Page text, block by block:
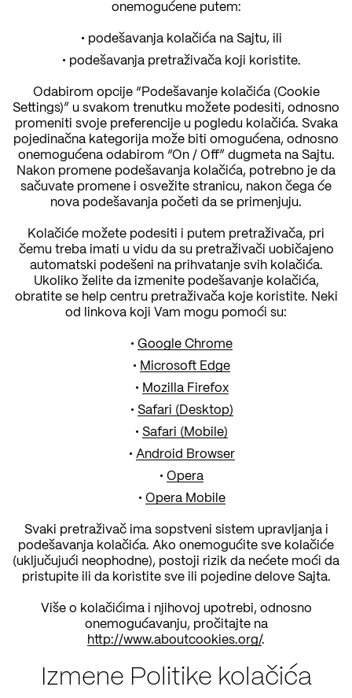
onemogućene putem:
podešavanja kolačića na Sajtu, ili
podešavanja pretraživača koji koristite.
Odabirom opcije “Podešavanje kolačića (Cookie
Settings)” u svakom trenutku možete podesiti, odnosno
promeniti svoje preferencije u pogledu kolačića. Svaka
pojedinačna kategorija može biti omogućena, odnosno
onemogućena odabirom “On / Off” dugmeta na Sajtu.
Nakon promene podešavanja kolačića, potrebno je da
sačuvate promene i osvežite stranicu, nakon čega će
nova podešavanja početi da se primenjuju.
Kolačiće možete podesiti i putem pretraživača, pri
čemu treba imati u vidu da su pretraživači uobičajeno
automatski podešeni na prihvatanje svih kolačića.
Ukoliko želite da izmenite podešavanje kolačića,
obratite se help centru pretraživača koje koristite. Neki
od linkova koji Vam mogu pomoći su:
Google Chrome
Microsoft Edge
Mozilla Firefox
Safari (Desktop)
Safari (Mobile)
Android Browser
Opera
Opera Mobile
Svaki pretraživač ima sopstveni sistem upravljanja i
podešavanja kolačića. Ako onemogućite sve kolačiće
(uključujući neophodne), postoji rizik da nećete moći da
pristupite ili da koristite sve ili pojedine delove Sajta.
Više o kolačićima i njihovoj upotrebi, odnosno
onemogućavanju, pročitajte na
http://www.aboutcookies.org/.
Izmene Politike kolačića